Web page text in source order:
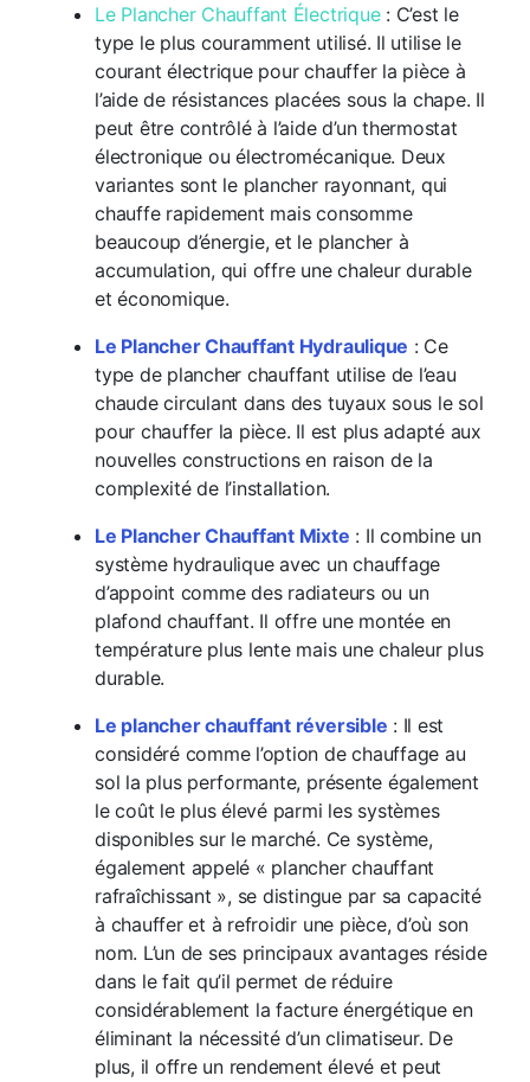
Le Plancher Chauffant Électrique: C’est le
type le plus couramment utilisé. Il utilise le
courant électrique pour chauffer la pièce à
l’aide de résistances placées sous la chape. Il
peut être contrôlé à l’aide d’un thermostat
électronique ou électromécanique. Deux
variantes sont le plancher rayonnant, qui
chauffe rapidement mais consomme
beaucoup d’énergie, et le plancher à
accumulation, qui offre une chaleur durable
et économique.
Le Plancher Chauffant Hydraulique : Ce
type de plancher chauffant utilise de l’eau
chaude circulant dans des tuyaux sous le sol
pour chauffer la pièce. Il est plus adapté aux
nouvelles constructions en raison de la
complexité de l’installation.
Le Plancher Chauffant Mixte : Il combine un
système hydraulique avec un chauffage
d’appoint comme des radiateurs ou un
plafond chauffant. Il offre une montée en
température plus lente mais une chaleur plus
durable.
Le plancher chauffant réversible : Il est
considéré comme l’option de chauffage au
sol la plus performante, présente également
le coût le plus élevé parmi les systèmes
disponibles sur le marché. Ce système,
également appelé « plancher chauffant
rafraîchissant », se distingue par sa capacité
à chauffer et à refroidir une pièce, d’où son
nom. L’un de ses principaux avantages réside
dans le fait qu’il permet de réduire
considérablement la facture énergétique en
éliminant la nécessité d’un climatiseur. De
plus, il offre un rendement élevé et peut